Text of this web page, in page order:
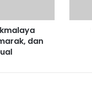
dan
Ziyâd